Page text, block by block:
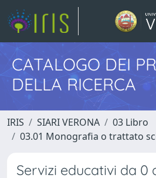
CATALOGO DEI
DELLA RICERCA
IRIS SIARI VERONA
03 Libro
03.01 Monografia o trattato
Servizi educativi da 0